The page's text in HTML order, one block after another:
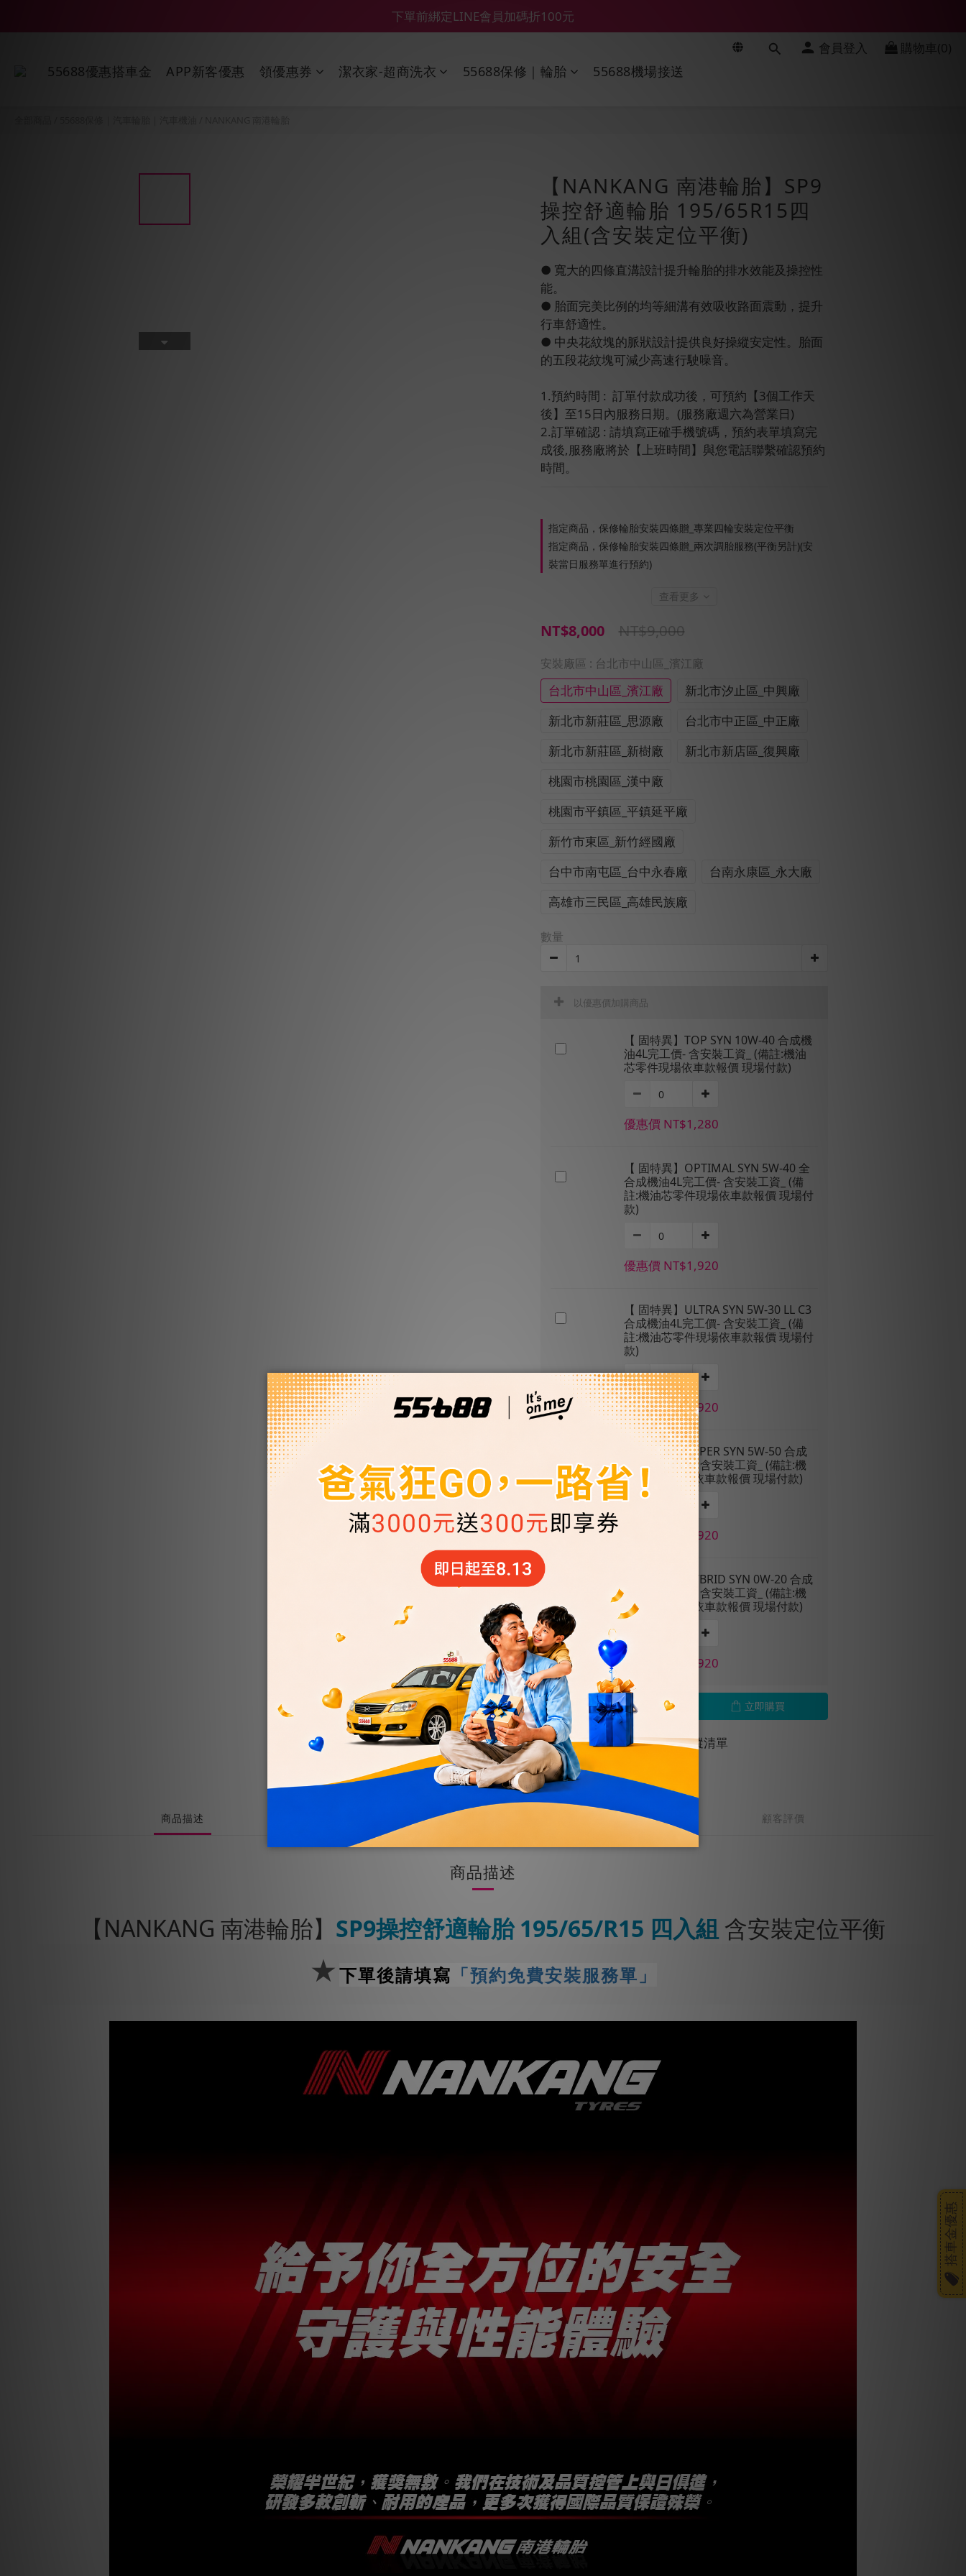
【鑽石熊/金熊新客首購限定】優惠搭車金
【55688商城】6 月年中慶滿額贈品發送延遲公告
會員登入 購物車(0)
55688優惠搭車金 APP新客優惠 領優惠券 潔衣家-超商洗衣 55688保修｜輪胎 55688機場接送
【NANKANG 南港輪胎】SP9
操控舒適輪胎 195/65R15四
入組(含安裝定位平衡)
● 寬大的四條直溝設計提升輪胎的排水效能及操控性
能。
● 胎面完美比例的均等細溝有效吸收路面震動，提升
行車舒適性。
● 中央花紋塊的脈狀設計提供良好操縱安定性。胎面
的五段花紋塊可減少高速行駛噪音。
1.預約時間 :  訂單付款成功後，可預約【3個工作天
後】至15日內服務日期。(服務廠週六為營業日)
2.訂單確認 : 請填寫正確手機號碼，預約表單填寫完
成後,服務廠將於【上班時間】與您電話聯繫確認預約
時間。
指定商品，保修輪胎安裝四條贈_專業四輪安裝定位平衡
指定商品，保修輪胎安裝四條贈_兩次調胎服務(平衡另計)(安
裝當日服務單進行預約)
查看更多
NT$8,000 NT$9,000
安裝廠區 : 台北市中山區_濱江廠
台北市中山區_濱江廠
新北市汐止區_中興廠
新北市新莊區_思源廠
台北市中正區_中正廠
新北市新莊區_新樹廠
新北市新店區_復興廠
桃園市桃園區_漢中廠
桃園市平鎮區_平鎮延平廠
新竹市東區_新竹經國廠
台中市南屯區_台中永春廠
台南永康區_永大廠
高雄市三民區_高雄民族廠
數量
以優惠價加購商品
【 固特異】TOP SYN 10W-40 合成機
油4L完工價- 含安裝工資_ (備註:機油
芯零件現場依車款報價 現場付款)
優惠價 NT$1,280
【 固特異】OPTIMAL SYN 5W-40 全
合成機油4L完工價- 含安裝工資_ (備
註:機油芯零件現場依車款報價 現場付
款)
優惠價 NT$1,920
【 固特異】ULTRA SYN 5W-30 LL C3
合成機油4L完工價- 含安裝工資_ (備
註:機油芯零件現場依車款報價 現場付
款)
優惠價 NT$1,920
【 固特異】SUPER SYN 5W-50 合成
機油4L完工價- 含安裝工資_ (備註:機
油芯零件現場依車款報價 現場付款)
優惠價 NT$1,920
【 固特異】HYBRID SYN 0W-20 合成
機油4L完工價- 含安裝工資_ (備註:機
油芯零件現場依車款報價 現場付款)
優惠價 NT$1,920
加入購物車 立即購買
加入追蹤清單
商品描述 送貨及付款方式 顧客評價
商品描述
【NANKANG 南港輪胎】 SP9操控舒適輪胎 195/65/R15 四入組 含安裝定位平衡
★下單後請填寫 「預約免費安裝服務單」
搭車金優惠